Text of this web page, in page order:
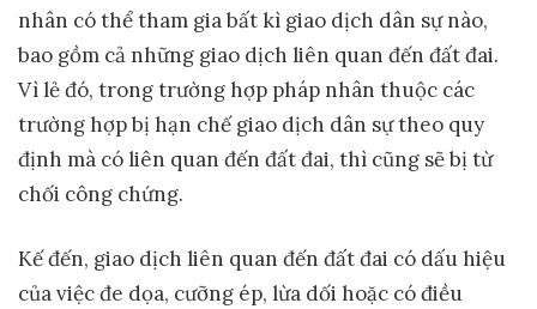
nhân có thể tham gia bất kì giao dịch dân sự nào,
bao gồm cả những giao dịch liên quan đến đất đai.
Vì lẻ đó, trong trường hợp pháp nhân thuộc các
trường hợp bị hạn chế giao dịch dân sự theo quy
định mà có liên quan đến đất đai, thì cũng sẽ bị từ
chối công chứng.
Kế đến, giao dịch liên quan đến đất đai có dấu hiệu
của việc đe dọa, cưỡng ép, lừa dối hoặc có điều